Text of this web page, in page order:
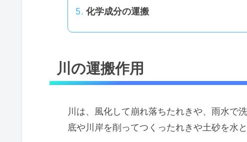
化学成分の運搬
川の運搬作用
川は、風化して崩れ落ちたれきや、雨水で
底や川岸を削ってつくったれきや土砂を水